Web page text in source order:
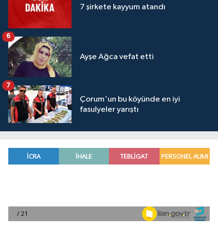
7 şirkete kayyum atandı
Ayşe Ağca vefat etti
6
Çorum'un bu köyünde en iyi
fasulyeler yarıştı
7